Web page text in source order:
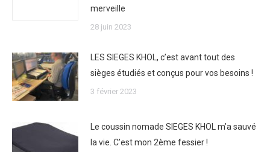
merveille
28 juin 2023
LES SIEGES KHOL, c’est avant tout des
sièges étudiés et conçus pour vos besoins !
3 février 2023
Le coussin nomade SIEGES KHOL m’a sauvé
la vie. C’est mon 2ème fessier !